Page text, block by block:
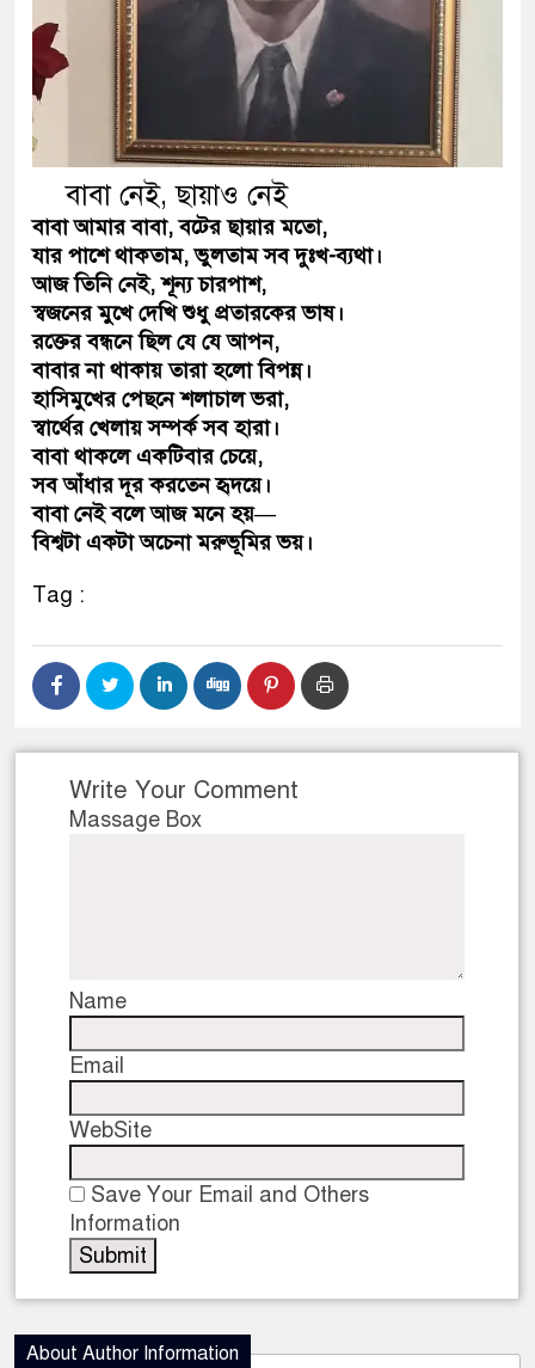
অবৈধ বিদেশি পিস্তল,
জড়িত কিশোর গ্যাংয়ের চার শিশু
ডাকাতির প্রস্তুতিকালে
থানা পুলিশ
বাবা নেই, ছায়াও নেই
বাবা আমার বাবা, বটের ছায়ার মতো,
যার পাশে থাকতাম, ভুলতাম সব দুঃখ-ব্যথা।
আজ তিনি নেই, শূন্য চারপাশ,
স্বজনের মুখে দেখি শুধু প্রতারকের ভাষ।
রক্তের বন্ধনে ছিল যে যে আপন,
বাবার না থাকায় তারা হলো বিপন্ন।
হাসিমুখের পেছনে শলাচাল ভরা,
স্বার্থের খেলায় সম্পর্ক সব হারা।
বাবা থাকলে একটিবার চেয়ে,
সব আঁধার দূর করতেন হৃদয়ে।
বাবা নেই বলে আজ মনে হয়—
বিশ্বটা একটা অচেনা মরুভূমির ভয়।
Tag :
Write Your Comment
Massage Box
Name
Email
WebSite
Save Your Email and Others
Information
About Author Information